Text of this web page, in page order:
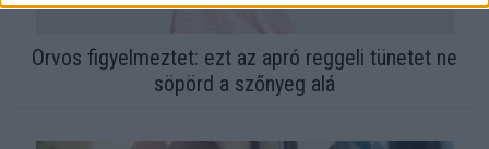
Orvos figyelmeztet: ezt az apró reggeli tünetet ne
söpörd a szőnyeg alá